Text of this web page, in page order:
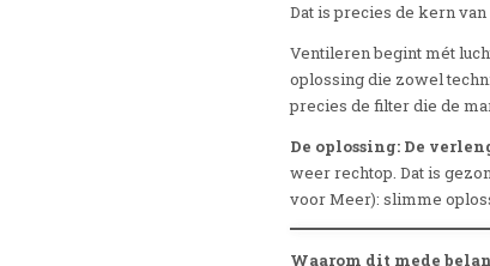
Dat is precies de kern van
Ventileren begint mét
oplossing die zowel
precies de filter die de
De oplossing: De
weer rechtop. Dat is
voor Meer): slimme
Waarom dit mede